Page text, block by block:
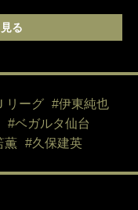
る
リーグ
#伊東純也
#ベガルタ仙台
薫 #久保建英